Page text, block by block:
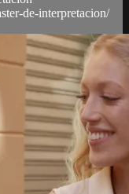
de-interpretacion/